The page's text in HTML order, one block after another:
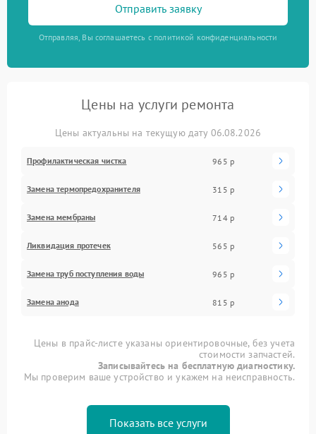
Отправить заявку
Отправляя, Вы соглашаетесь с политикой конфиденциальности
Цены на услуги ремонта
Цены актуальны на текущую дату 06.08.2026
Профилактическая чистка 965 р
Замена термопредохранителя 315 р
Замена мембраны 714 р
Ликвидация протечек 565 р
Замена труб поступления воды 965 р
Замена анода 815 р
Цены в прайс-листе указаны ориентировочные, без учета
стоимости запчастей.
Записывайтесь на бесплатную диагностику.
Мы проверим ваше устройство и укажем на неисправность.
Показать все услуги